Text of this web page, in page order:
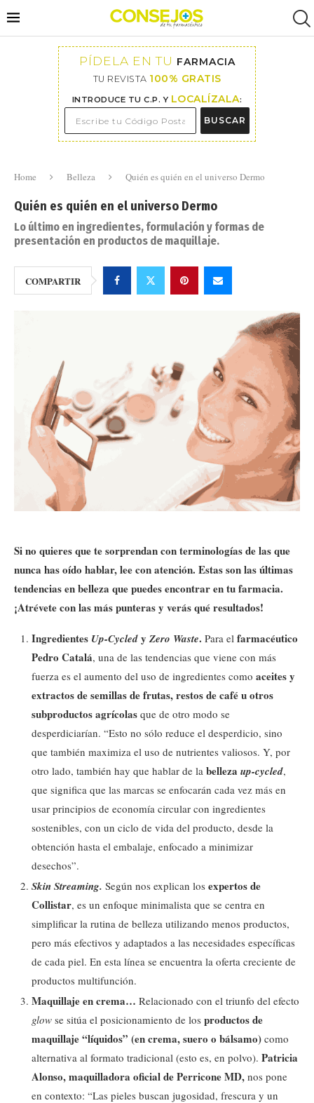
PÍDELA EN TU FARMACIA
TU REVISTA 100% GRATIS
INTRODUCE TU C.P. Y LOCALÍZALA:
BUSCAR
Home Belleza Quién es quién en el universo Dermo
Quién es quién en el universo Dermo
Lo último en ingredientes, formulación y formas de
presentación en productos de maquillaje.
COMPARTIR
Si no quieres que te sorprendan con terminologías de las que
nunca has oído hablar, lee con atención. Estas son las últimas
tendencias en belleza que puedes encontrar en tu farmacia.
¡Atrévete con las más punteras y verás qué resultados!
Ingredientes Up-Cycledy Zero Waste. Para el farmacéutico
Pedro Catalá, una de las tendencias que viene con más
fuerza es el aumento del uso de ingredientes como aceites y
extractos de semillas de frutas, restos de café u otros
subproductos agrícolas que de otro modo se
desperdiciarían. “Esto no sólo reduce el desperdicio, sino
que también maximiza el uso de nutrientes valiosos. Y, por
otro lado, también hay que hablar de la belleza up-cycled,
que significa que las marcas se enfocarán cada vez más en
usar principios de economía circular con ingredientes
sostenibles, con un ciclo de vida del producto, desde la
obtención hasta el embalaje, enfocado a minimizar
desechos”.
Skin Streaming. Según nos explican los expertos de
Collistar, es un enfoque minimalista que se centra en
simplificar la rutina de belleza utilizando menos productos,
pero más efectivos y adaptados a las necesidades específicas
de cada piel. En esta línea se encuentra la oferta creciente de
productos multifunción.
Maquillaje en crema… Relacionado con el triunfo del efecto
glow se sitúa el posicionamiento de los productos de
maquillaje “líquidos” (en crema, suero o bálsamo) como
alternativa al formato tradicional (esto es, en polvo). Patricia
Alonso, maquilladora oficial de Perricone MD, nos pone
en contexto: “Las pieles buscan jugosidad, frescura y un